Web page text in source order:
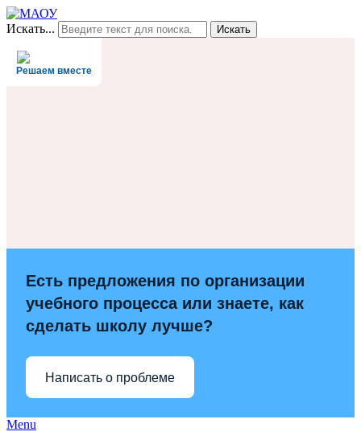
Искать... Искать
Решаем вместе
Есть предложения по организации
учебного процесса или знаете, как
сделать школу лучше?
Написать о проблеме
Menu